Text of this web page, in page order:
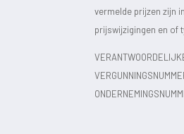
vermelde prijzen zijn
prijswijzigingen en of